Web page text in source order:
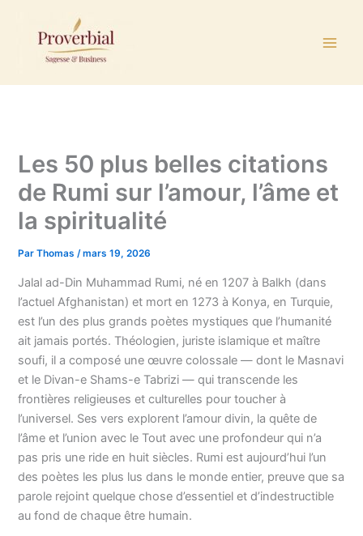
contenu
Les 50 plus belles citations
de Rumi sur l’amour, l’âme et
la spiritualité
ParThomas/mars 19, 2026
Jalal ad-Din Muhammad Rumi, né en 1207 à Balkh (dans
l’actuel Afghanistan) et mort en 1273 à Konya, en Turquie,
est l’un des plus grands poètes mystiques que l’humanité
ait jamais portés. Théologien, juriste islamique et maître
soufi, il a composé une œuvre colossale — dont le Masnavi
et le Divan-e Shams-e Tabrizi — qui transcende les
frontières religieuses et culturelles pour toucher à
l’universel. Ses vers explorent l’amour divin, la quête de
l’âme et l’union avec le Tout avec une profondeur qui n’a
pas pris une ride en huit siècles. Rumi est aujourd’hui l’un
des poètes les plus lus dans le monde entier, preuve que sa
parole rejoint quelque chose d’essentiel et d’indestructible
au fond de chaque être humain.